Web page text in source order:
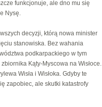
funkcjonuje, ale dno mu się
Nysę.
decyzji, którą nowa minister
stanowiska. Bez wahania
podkarpackiego w tym
Kąty-Myscowa na Wisłoce.
Wisła i Wisłoka. Gdyby te
zapobiec, ale skutki katastrofy